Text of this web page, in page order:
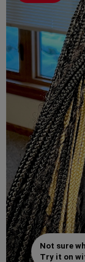
Not sure
Try it on